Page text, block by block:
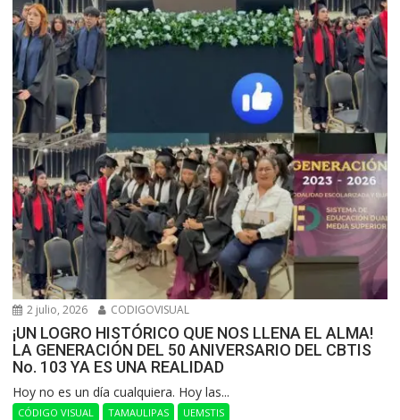
2 julio, 2026 CODIGOVISUAL
¡UN LOGRO HISTÓRICO QUE NOS LLENA EL ALMA!
LA GENERACIÓN DEL 50 ANIVERSARIO DEL CBTIS
No. 103 YA ES UNA REALIDAD
Hoy no es un día cualquiera. Hoy las...
CÓDIGO VISUAL TAMAULIPAS UEMSTIS